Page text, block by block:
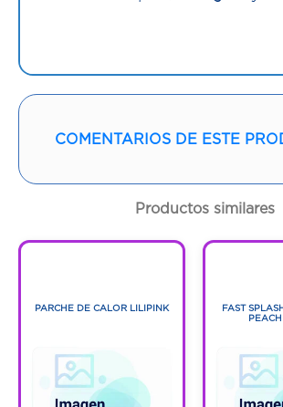
COMENTARIOS DE ESTE
Productos similares
PARCHE DE CALOR LILIPINK
FAST SPLASH CREMA